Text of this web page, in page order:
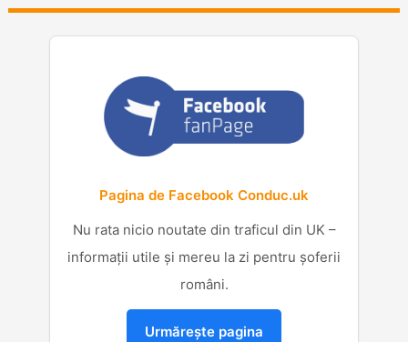
Pagina de Facebook Conduc.uk
Nu rata nicio noutate din traficul din UK –
informații utile și mereu la zi pentru șoferii
români.
Urmărește pagina